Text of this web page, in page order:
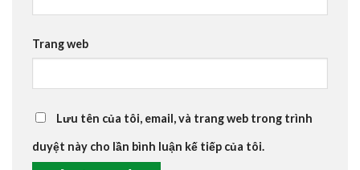
Trang web
Lưu tên của tôi, email, và trang web trong trình
duyệt này cho lần bình luận kế tiếp của tôi.